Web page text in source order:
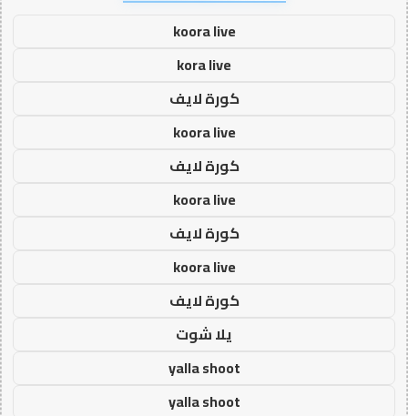
koora live
kora live
كورة لايف
koora live
كورة لايف
koora live
كورة لايف
koora live
كورة لايف
يلا شوت
yalla shoot
yalla shoot